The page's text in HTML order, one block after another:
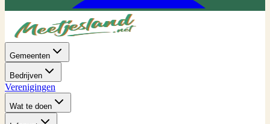
Gemeenten
Bedrijven
Verenigingen
Wat te doen